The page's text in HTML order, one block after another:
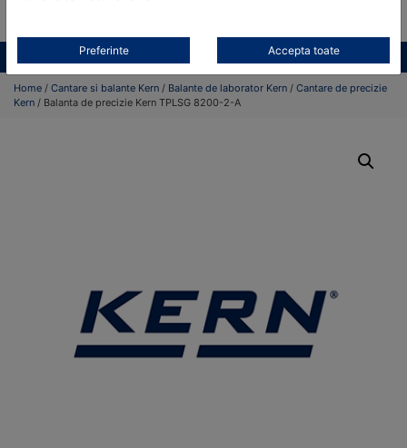
Toate produsele CONTACT
Home / Cantare si balante Kern / Balante de laborator Kern / Cantare de precizie
Kern / Balanta de precizie Kern TPLSG 8200-2-A
Preferinte Accepta toate